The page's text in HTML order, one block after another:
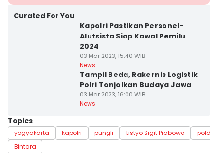
Curated For You
Kapolri Pastikan Personel-
Alutsista Siap Kawal Pemilu
2024
03 Mar 2023, 15:40 WIB
News
Tampil Beda, Rakernis Logistik
Polri Tonjolkan Budaya Jawa
03 Mar 2023, 16:00 WIB
News
Topics
yogyakarta kapolri pungli Listyo Sigit Prabowo
polda
Bintara